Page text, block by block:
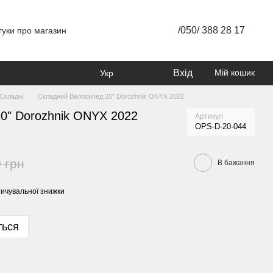
про магазин
/050/ 388 28 17
Укр Вхід Мій кошик
Складні Складний Велосипед 20" Dorozhnik ONYX 2022
Dorozhnik ONYX 2022 Артикул
OPS-D-20-044
грн В бажання
знижки